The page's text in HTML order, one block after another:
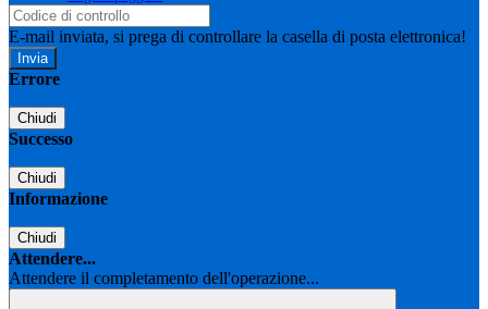
E-mail inviata, si prega di controllare la casella di posta elettronica!
Errore
Chiudi
Successo
Chiudi
Informazione
Chiudi
Attendere...
Attendere il completamento dell'operazione...